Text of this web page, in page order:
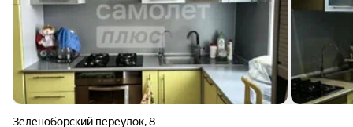
Зеленоборский переулок,8